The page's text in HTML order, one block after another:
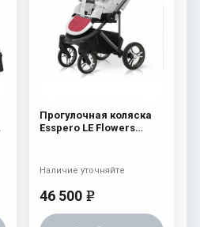
Прогулочная коляска
Esspero LE Flowers
46 500 e
Наличие уточняйте